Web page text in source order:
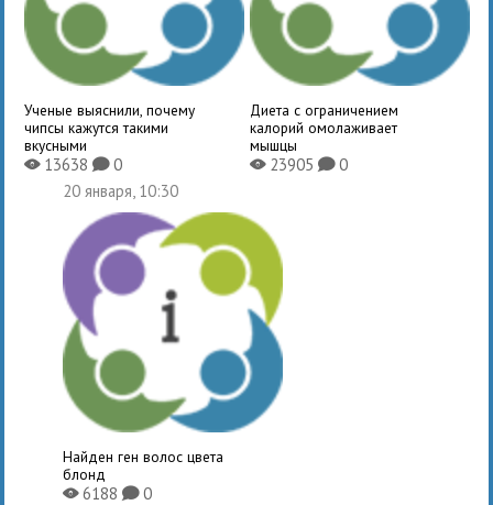
Ученые выяснили, почему
чипсы кажутся такими
вкусными
X13638K0
Диета с ограничением
калорий омолаживает
мышцы
X23905 K0
20 января, 10:30
Найден ген волос цвета
блонд
X6188K0